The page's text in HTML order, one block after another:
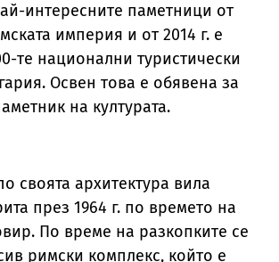
интересните паметници от
империя и от 2014 г. е
те национални туристически
Освен това е обявена за
на културата.
своята архитектура вила
през 1964 г. по времето на
По време на разкопките се
римски комплекс, който е